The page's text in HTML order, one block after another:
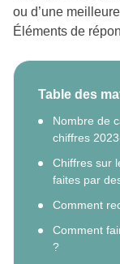
ou d’une
Éléments de
Table des
Nombre de
chiffres
Chiffres sur
faites par
Comment
Comment
?